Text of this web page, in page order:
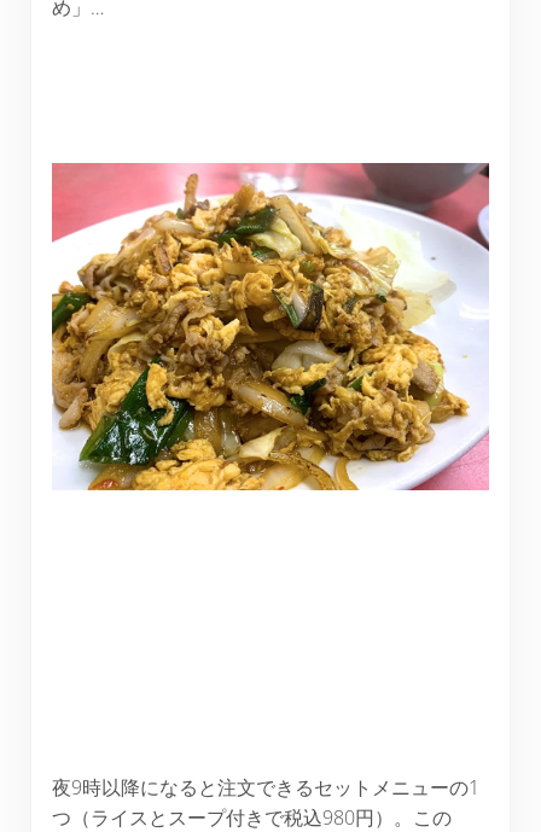
め」…
夜9時以降になると注文できるセットメニューの1
つ（ライスとスープ付きで税込980円）。この